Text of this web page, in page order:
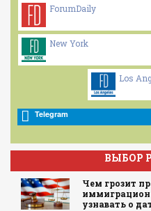
ForumDaily
New York
Los
Telegram
ВЫБОР
Чем грозит
узнавать о